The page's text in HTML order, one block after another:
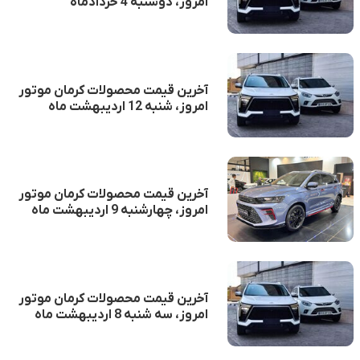
آخرین قیمت محصولات کرمان موتور
امروز، شنبه 12 اردیبهشت ماه
آخرین قیمت محصولات کرمان موتور
امروز، چهارشنبه 9 اردیبهشت ماه
آخرین قیمت محصولات کرمان موتور
امروز، سه شنبه 8 اردیبهشت ماه